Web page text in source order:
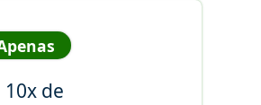
10x de